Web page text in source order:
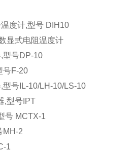
度计,型号 DIH10
显式电阻温度计
型号DP-10
号F-20
号IL-10/LH-10/LS-10
,型号IPT
号 MCTX-1
MH-2
1